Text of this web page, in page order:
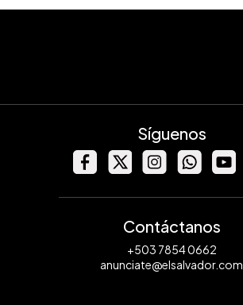
Síguenos
Contáctanos
+503 7854 0662
anunciate@elsalvador.com